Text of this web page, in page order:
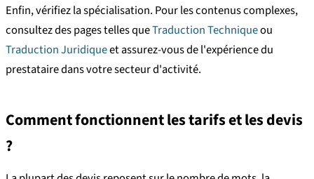
Enfin, vérifiez la spécialisation. Pour les contenus complexes,
consultez des pages telles queTraduction Techniqueou
Traduction Juridiqueet assurez-vous de l'expérience du
prestataire dans votre secteur d'activité.
Comment fonctionnent les tarifs et les devis
?